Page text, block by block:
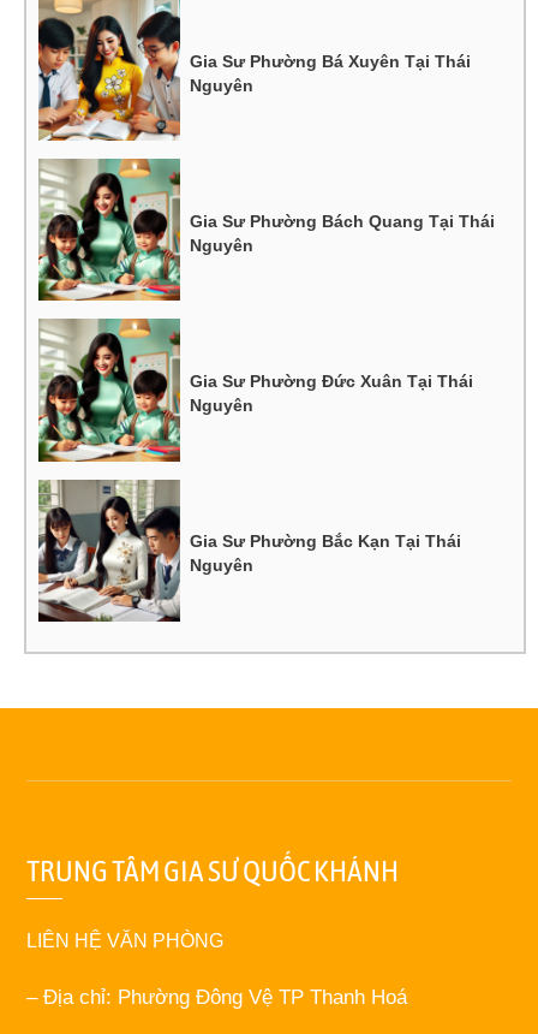
Gia Sư Phường Bá Xuyên Tại Thái
Nguyên
Gia Sư Phường Bách Quang Tại Thái
Nguyên
Gia Sư Phường Đức Xuân Tại Thái
Nguyên
Gia Sư Phường Bắc Kạn Tại Thái
Nguyên
TRUNG TÂM GIA SƯ QUỐC KHÁNH
LIÊN HỆ VĂN PHÒNG
– Địa chỉ: Phường Đông Vệ TP Thanh Hoá